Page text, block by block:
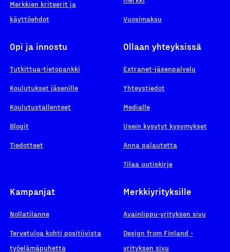
Merkkien kriteerit ja
käyttöehdot
Vuosimaksu
Opi ja innostu
Tutkittua-tietopankki
Koulutukset jäsenille
Koulutustallenteet
Blogit
Tiedotteet
Ollaan yhteyksissä
Extranet-jäsenpalvelu
Yhteystiedot
Medialle
Usein kysytyt kysymykset
Anna palautetta
Tilaa uutiskirje
Kampanjat
Nollatilanne
Tervetuloa kohti positiivista
työelämäpuhetta
Merkkiyrityksille
Avainlippu-yrityksen sivu
Design from Finland -
yrityksen sivu